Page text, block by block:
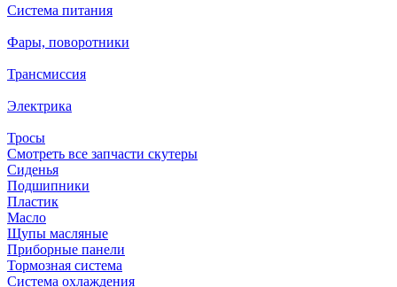
Система питания
Фары, поворотники
Трансмиссия
Электрика
Тросы
Смотреть все запчасти скутеры
Сиденья
Подшипники
Пластик
Масло
Щупы масляные
Приборные панели
Тормозная система
Система охлаждения